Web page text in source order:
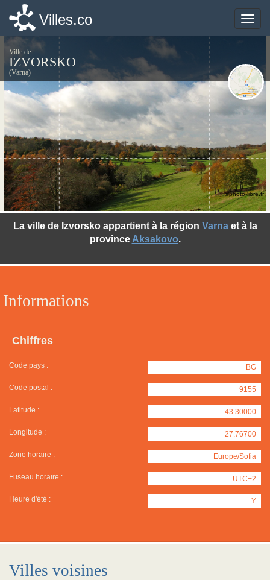
Toggle
Villes.co
Ville de
IZVORSKO
(Varna)
Informations
Chiffres
Code pays : BG
Code postal : 9155
Latitude : 43.30000
Longitude : 27.76700
Zone horaire : Europe/Sofia
Fuseau horaire : UTC+2
Heure d'été : Y
La ville de Izvorsko appartient à la région Varnaet à la
province Aksakovo.
©photo-libre.fr
Villes voisines
Toggle
Villes.co